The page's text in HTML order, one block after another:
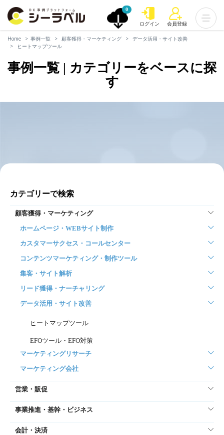
0
ログイン 会員登録
Home 事例一覧 顧客獲得・マーケティング
データ活用・サイト改善
ヒートマップツール
事例一覧 | カテゴリーをベースに探
す
カテゴリーで検索
顧客獲得・マーケティング
ホームページ・WEBサイト制作
カスタマーサクセス・コールセンター
コンテンツマーケティング・制作ツール
集客・サイト解析
リード獲得・ナーチャリング
データ活用・サイト改善
ヒートマップツール
EFOツール・EFO対策
マーケティングリサーチ
マーケティング会社
営業・販促
事業推進・基幹・ビジネス
会計・決済